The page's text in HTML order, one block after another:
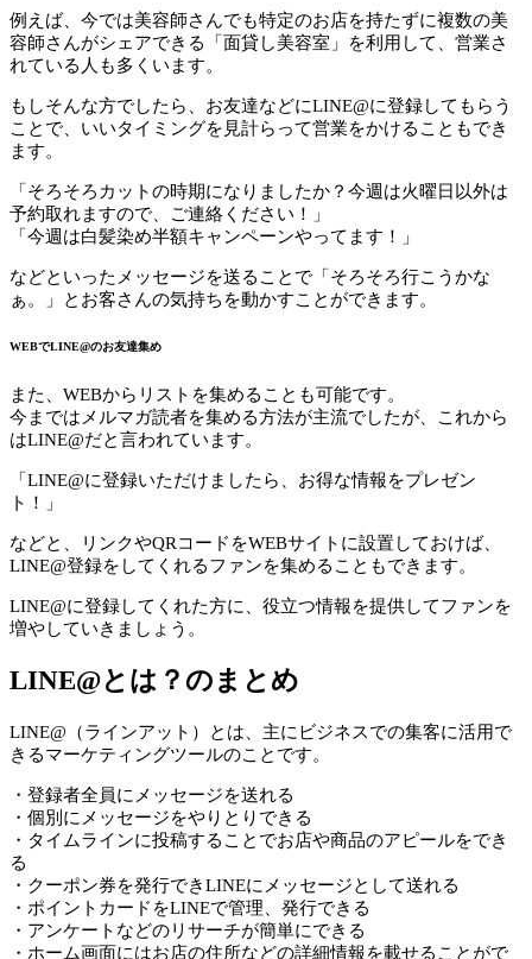
例えば、今では美容師さんでも特定のお店を持たずに複数の美
容師さんがシェアできる「面貸し美容室」を利用して、営業さ
れている人も多くいます。
もしそんな方でしたら、お友達などにLINE@に登録してもらう
ことで、いいタイミングを見計らって営業をかけることもでき
ます。
「そろそろカットの時期になりましたか？今週は火曜日以外は
予約取れますので、ご連絡ください！」
「今週は白髪染め半額キャンペーンやってます！」
などといったメッセージを送ることで「そろそろ行こうかな
ぁ。」とお客さんの気持ちを動かすことができます。
WEBでLINE@のお友達集め
また、WEBからリストを集めることも可能です。
今まではメルマガ読者を集める方法が主流でしたが、これから
はLINE@だと言われています。
「LINE@に登録いただけましたら、お得な情報をプレゼン
ト！」
などと、リンクやQRコードをWEBサイトに設置しておけば、
LINE@登録をしてくれるファンを集めることもできます。
LINE@に登録してくれた方に、役立つ情報を提供してファンを
増やしていきましょう。
LINE@とは？のまとめ
LINE@（ラインアット）とは、主にビジネスでの集客に活用で
きるマーケティングツールのことです。
・登録者全員にメッセージを送れる
・個別にメッセージをやりとりできる
・タイムラインに投稿することでお店や商品のアピールをでき
る
・クーポン券を発行できLINEにメッセージとして送れる
・ポイントカードをLINEで管理、発行できる
・アンケートなどのリサーチが簡単にできる
・ホーム画面にはお店の住所などの詳細情報を載せることがで